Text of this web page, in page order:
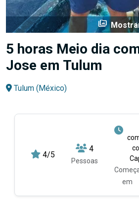
perm_media
5 horas Meio dia
Jose em Tulum
Tulum (México)
4/5
4
Pessoas
em